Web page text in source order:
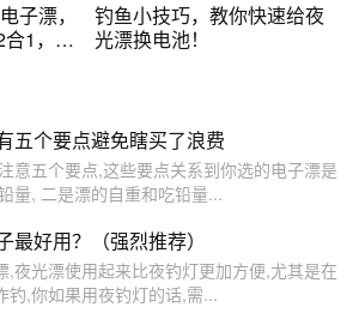
子漂，
1，阿
钓鱼小技巧，教你快速给夜
光漂换电池！
五个要点避免瞎买了浪费
意五个要点,这些要点关系到你选的电子漂是
量, 二是漂的自重和吃铅量...
最好用？（强烈推荐）
,夜光漂使用起来比夜钓灯更加方便,尤其是在
钓,你如果用夜钓灯的话,需...